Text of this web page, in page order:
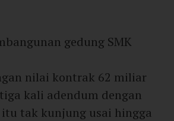
gedung SMK
nilai kontrak 62 miliar
kali adendum dengan
tak kunjung usai hingga